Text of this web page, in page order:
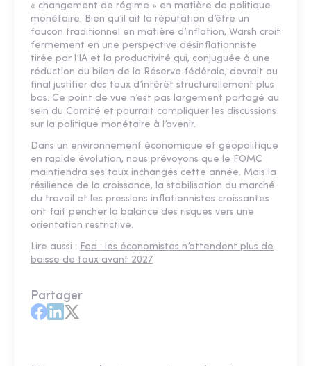
« changement de régime » en matière de politique
monétaire. Bien qu’il ait la réputation d’être un
faucon traditionnel en matière d’inflation, Warsh croit
fermement en une perspective désinflationniste
tirée par l’IA et la productivité qui, conjuguée à une
réduction du bilan de la Réserve fédérale, devrait au
final justifier des taux d’intérêt structurellement plus
bas. Ce point de vue n’est pas largement partagé au
sein du Comité et pourrait compliquer les discussions
sur la politique monétaire à l’avenir.
Dans un environnement économique et géopolitique
en rapide évolution, nous prévoyons que le FOMC
maintiendra ses taux inchangés cette année. Mais la
résilience de la croissance, la stabilisation du marché
du travail et les pressions inflationnistes croissantes
ont fait pencher la balance des risques vers une
orientation restrictive.
Lire aussi : Fed : les économistes n’attendent plus de
baisse de taux avant 2027
Partager